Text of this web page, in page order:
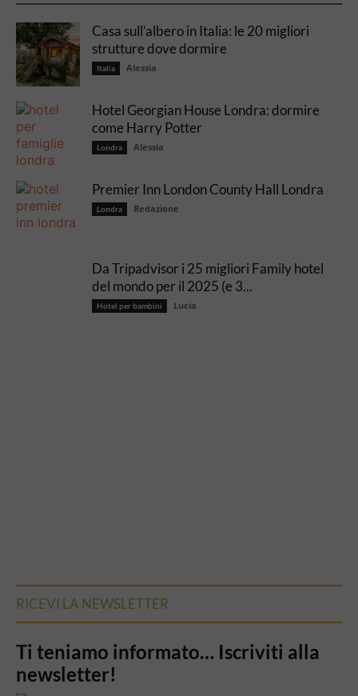
Casa sull’albero in Italia: le 20 migliori
strutture dove dormire
Italia Alessia
Hotel Georgian House Londra: dormire
come Harry Potter
Londra Alessia
Premier Inn London County Hall Londra
Londra Redazione
Da Tripadvisor i 25 migliori Family hotel
del mondo per il 2025 (e 3...
Hotel per bambini Lucia
RICEVI LA NEWSLETTER
Ti teniamo informato… Iscriviti alla
newsletter!